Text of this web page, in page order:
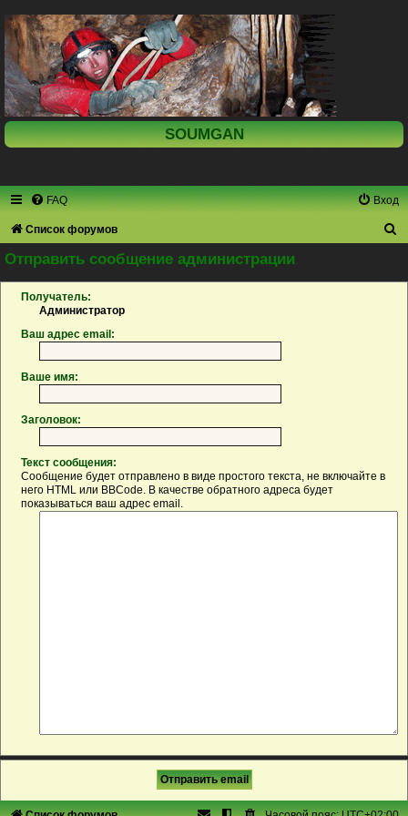
SOUMGAN
FAQ Вход
Список форумов
Отправить сообщение администрации
Получатель:
Администратор
Ваш адрес email:
Ваше имя:
Заголовок:
Текст сообщения:
Сообщение будет отправлено в виде простого текста, не включайте в
него HTML или BBCode. В качестве обратного адреса будет
показываться ваш адрес email.